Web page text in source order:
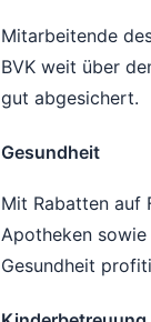
Mitarbeitende
BVK weit über
gut abgesichert.
Gesundheit
Mit Rabatten auf
Apotheken
Gesundheit